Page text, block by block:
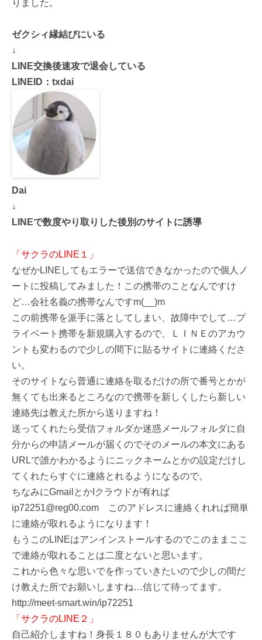
りました。
ゼクシィ縁結びにいる
↓
LINE交換後速攻で退会している
LINEID：txdai
Dai
↓
LINEで数度やり取りした後別のサイトに誘導
「サクラのLINE１」
なぜかLINEしてもエラーで送信できなかったので個人ノ
ートに投稿してみました！この携帯のことなんですけ
ど…会社名義の携帯なんですm(__)m
この前携帯を派手に落としてしまい、故障中でして…プ
ライベート携帯を新規購入するので、ＬＩＮＥのアカウ
ントも変わるので少しの間下に貼るサイトに連絡くださ
い。
そのサイトなら普通に連絡を取るだけの所で番号とかが
無くても出来るところなので携帯を新しくしたら新しい
連絡先は教えた所から送りますね！
送ってくれたら受信フォルダか迷惑メールフォルダに自
分からの申請メールが届くのでそのメールの本文にある
URLで誰かわかるようにニックネームとかの設定だけし
てくれたらすぐに連絡とれるようになるので。
ちなみにGmailとかIクラウドが有れば
ip72251@reg00.com このアドレスに連絡くれれば簡単
に連絡が取れるようになります！
もうこのLINEはアンインストールするのでこのままここ
で連絡が取れることは二度とないと思います。
これから色々な思いでを作っていきたいので少しの間だ
け教えた所でお願いしますね…信じて待ってます。
http://meet-smart.win/ip72251
「サクラのLINE２」
自己紹介しますね！身長１８０もありませんが大です